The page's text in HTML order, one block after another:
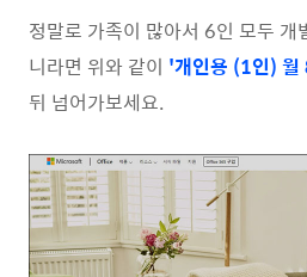
정말로 가족이 많아서 6인 모두 개
니라면 위와 같이 '개인용 (1인)
뒤 넘어가보세요.